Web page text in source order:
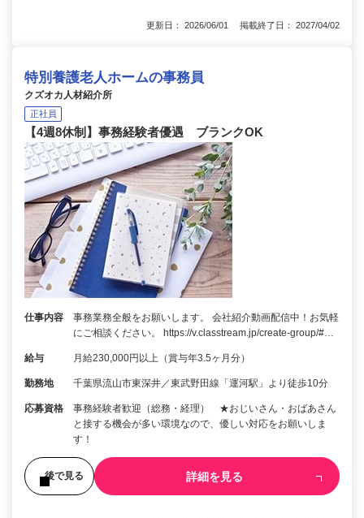
更新日： 2026/06/01 掲載終了日： 2027/04/02
特別養護老人ホームの事務員
クズオカ人材紹介所
正社員
【4週8休制】事務経験者優遇 ブランクOK
仕事内容
事務業務全般をお願いします。 会社紹介動画配信中！お気軽
にご相談ください。 https://v.classtream.jp/create-group/#…
給与 月給230,000円以上（賞与年3.5ヶ月分）
勤務地 千葉県流山市東深井／東武野田線「運河駅」より徒歩10分
応募資格
事務経験者歓迎（総務・経理） ★おじいさん・おばあさん
と接する機会が多い環境なので、優しい対応をお願いしま
す！
後で見る 詳細を見る